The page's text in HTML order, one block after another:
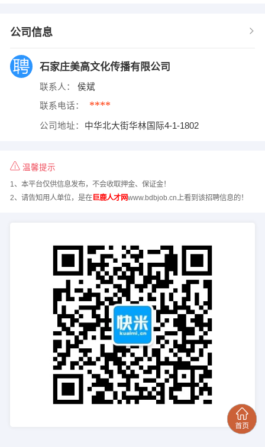
公司信息
石家庄美高文化传播有限公司
联系人： 侯斌
联系电话： ****
公司地址： 中华北大街华林国际4-1-1802
温馨提示
1、本平台仅供信息发布，不会收取押金、保证金！
2、请告知用人单位，是在巨鹿人才网www.bdbjob.cn上看到该招聘信息的！